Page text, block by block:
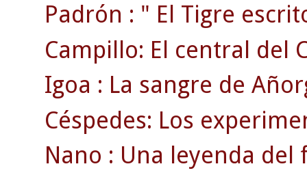
Padrón : " El Tigre
Campillo: El central del
Igoa : La sangre de
Céspedes: Los
Nano : Una leyenda